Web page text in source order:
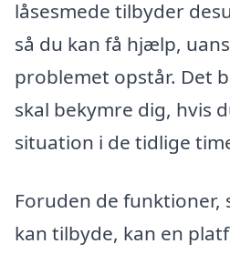
låsesmede tilbyder
så du kan få hjælp,
problemet opstår. Det
skal bekymre dig, hvis
situation i de tidlige
Foruden de funktioner,
kan tilbyde, kan en